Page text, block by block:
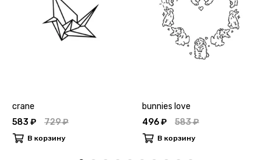
crane
583 ₽
729 ₽
В корзину
bunnies love
496 ₽
583 ₽
В корзину